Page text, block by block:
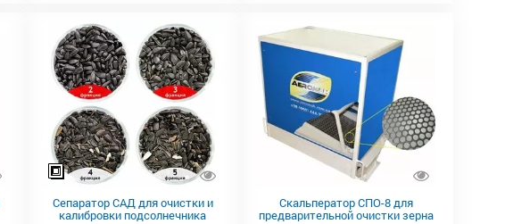
Сепаратор САД для очистки и
калибровки подсолнечника
Скальператор СПО-8 для
предварительной очистки зерна